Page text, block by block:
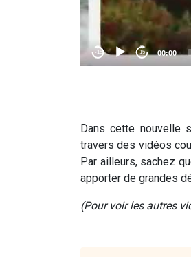
Dans cette nouvelle
travers des vidéos
Par ailleurs, sachez
apporter de grandes
(Pour voir les autres